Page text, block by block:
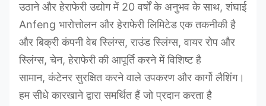
उठाने और हेराफेरी उद्योग में 20 वर्षों के अनुभव के साथ, शंघाई
Anfeng भारोत्तोलन और हेराफेरी लिमिटेड एक तकनीकी है
और बिक्री कंपनी वेब स्लिंग्स, राउंड स्लिंग्स, वायर रोप और
स्लिंग्स, चेन, हेराफेरी की आपूर्ति करने में विशिष्ट है
सामान, कंटेनर सुरक्षित करने वाले उपकरण और कार्गो लैशिंग।
हम सीधे कारखाने द्वारा समर्थित हैं जो प्रदान करता है